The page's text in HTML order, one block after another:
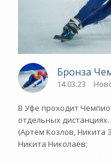
Бронза
14.03.23
В Уфе проходит
отдельных
(Артём Козлов, Никита
Никита Николаев;